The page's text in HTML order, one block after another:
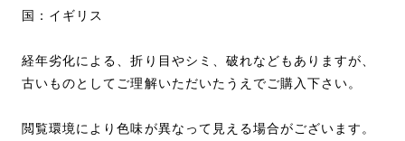
国：イギリス
経年劣化による、折り目やシミ、破れなどもありますが、
古いものとしてご理解いただいたうえでご購入下さい。
閲覧環境により色味が異なって見える場合がございます。